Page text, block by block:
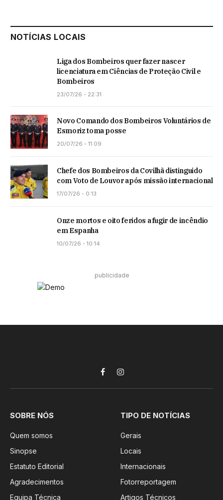
NOTÍCIAS LOCAIS
Liga dos Bombeiros quer fazer nascer
licenciatura em Ciências de Proteção Civil e
Bombeiros
23/07/26 - 22:31
Novo Comando dos Bombeiros Voluntários de
Esmoriz toma posse
20/07/26 - 11:09
Chefe dos Bombeiros da Covilhã distinguido
com Voto de Louvor após missão internacional
17/07/26 - 0:13
Onze mortos e oito feridos a fugir de incêndio
em Espanha
10/07/26 - 10:14
publicidade
FacebookInstagram
SOBRE NÓS
Quem somos
Sinopse
Estatuto Editorial
Agradecimentos
Equipa Técnica
TIPO DE NOTÍCIAS
Gerais
Locais
Internacionais
Fotorreportagem
Artigos Técnicos